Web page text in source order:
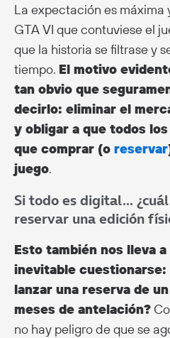
La expectación es
GTA VI que contuviese el
que la historia se filtrase y
tiempo. El motivo
tan obvio que
decirlo: eliminar el
y obligar a que todos
que comprar (o reservar
juego.
Si todo es digital…
reservar una edición
Esto también nos lleva
inevitable
lanzar una reserva de
meses de antelación?
no hay peligro de que se